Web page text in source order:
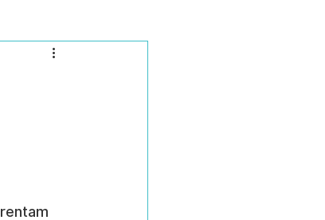
Gestão de Riscos com IA